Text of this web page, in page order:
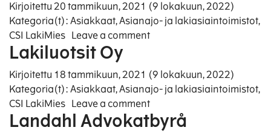
Kirjoitettu20 tammikuun, 2021 (9 lokakuun, 2022)
Kategoria(t):Asiakkaat,Asianajo- ja lakiasiaintoimistot,
CSI LakiMies Leave a commenton Kotka & co.
Lakiluotsit Oy
Kirjoitettu 18 tammikuun, 2021 (9 lokakuun, 2022)
Kategoria(t):Asiakkaat,Asianajo- ja lakiasiaintoimistot,
CSI LakiMies Leave a commenton Lakiluotsit Oy
Landahl Advokatbyrå